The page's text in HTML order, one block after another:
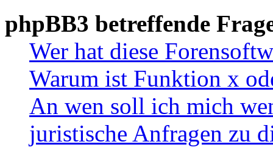
phpBB3 betreffende
Wer hat diese
Warum ist Funktion x
An wen soll ich mich
juristische Anfragen zu